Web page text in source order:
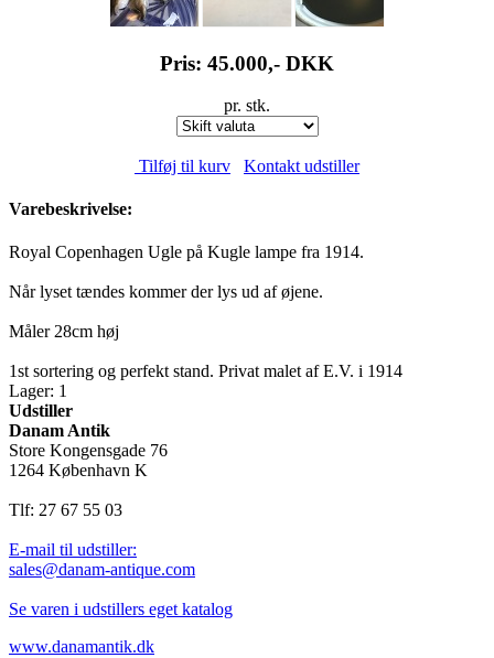
Pris: 45.000,- DKK
pr. stk.
Tilføj til kurv Kontakt udstiller
Varebeskrivelse:
Royal Copenhagen Ugle på Kugle lampe fra 1914.
Når lyset tændes kommer der lys ud af øjene.
Måler 28cm høj
1st sortering og perfekt stand. Privat malet af E.V. i 1914
Lager: 1
Udstiller
Danam Antik
Store Kongensgade 76
1264 København K
Tlf: 27 67 55 03
E-mail til udstiller:
sales@danam-antique.com
Se varen i udstillers eget katalog
www.danamantik.dk